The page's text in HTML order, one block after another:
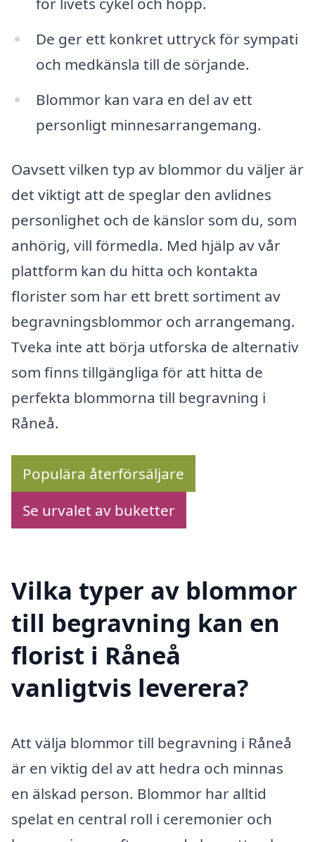
De ger ett konkret uttryck för sympati
och medkänsla till de sörjande.
Blommor kan vara en del av ett
personligt minnesarrangemang.
Oavsett vilken typ av blommor du väljer är
det viktigt att de speglar den avlidnes
personlighet och de känslor som du, som
anhörig, vill förmedla. Med hjälp av vår
plattform kan du hitta och kontakta
florister som har ett brett sortiment av
begravningsblommor och arrangemang.
Tveka inte att börja utforska de alternativ
som finns tillgängliga för att hitta de
perfekta blommorna till begravning i
Råneå.
Populära återförsäljare
Se urvalet av buketter
Vilka typer av blommor
till begravning kan en
florist i Råneå
vanligtvis leverera?
Att välja blommor till begravning i Råneå
är en viktig del av att hedra och minnas
en älskad person. Blommor har alltid
spelat en central roll i ceremonier och